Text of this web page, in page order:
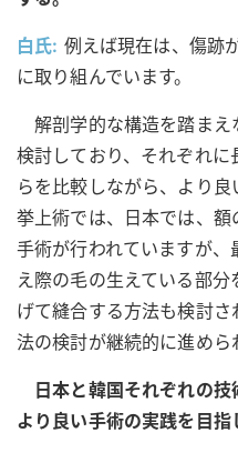
白氏: 例えば現在は、傷跡
に取り組んでいます。
解剖学的な構造を踏まえ
検討しており、それぞれ
らを比較しながら、より
挙上術では、日本では、
手術が行われていますが
え際の毛の生えている部
げて縫合する方法も検討
法の検討が継続的に進めら
日本と韓国それぞれの
より良い手術の実践を目指